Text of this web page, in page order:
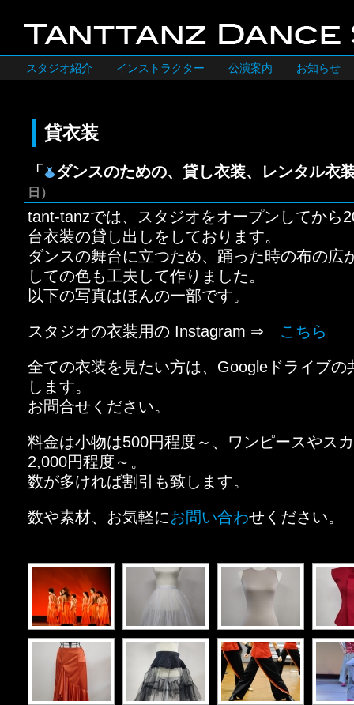
スタジオ紹介 インストラクター 公演案内 お知らせ
貸衣装
「 ダンスのための、貸し衣装、レンタル衣
日）
tant-tanzでは、スタジオをオープンしてから
台衣装の貸し出しをしております。
ダンスの舞台に立つため、踊った時の布の広
しての色も工夫して作りました。
以下の写真はほんの一部です。
スタジオの衣装用の Instagram ⇒ こちら
全ての衣装を見たい方は、Googleドライブの
します。
お問合せください。
料金は小物は500円程度～、ワンピースやス
2,000円程度～。
数が多ければ割引も致します。
数や素材、お気軽にお問い合わせください。